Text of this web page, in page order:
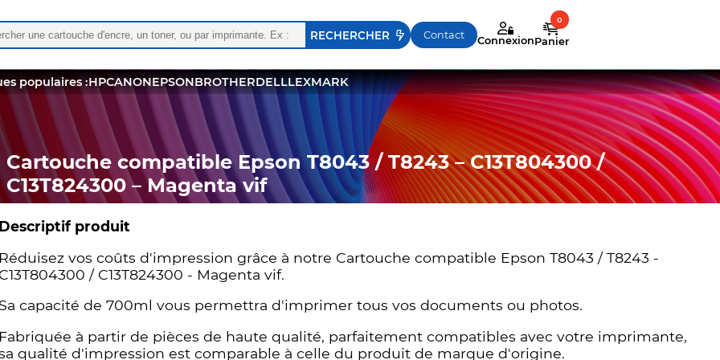
:
les résultats de l'auto-complétion sont disponibles, utilisez les flèches haut et bas pour évaluer entrer pour
Contact ConnexionPanier
populaires :HPCANONEPSONBROTHERDELLLEXMARK
Cartouche compatible Epson T8043 / T8243 – C13T804300 /
C13T824300 – Magenta vif
Descriptif produit
Réduisez vos coûts d'impression grâce à notre Cartouche compatible Epson T8043 / T8243 -
C13T804300 / C13T824300 - Magenta vif.
Sa capacité de 700ml vous permettra d'imprimer tous vos documents ou photos.
Fabriquée à partir de pièces de haute qualité, parfaitement compatibles avec votre imprimante,
qualité d'impression est comparable à celle du produit de marque d'origine.